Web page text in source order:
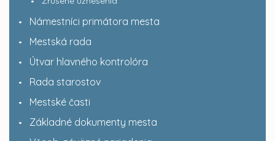
Námestníci primátora mesta
Mestská rada
Útvar hlavného kontrolóra
Rada starostov
Mestské časti
Základné dokumenty mesta